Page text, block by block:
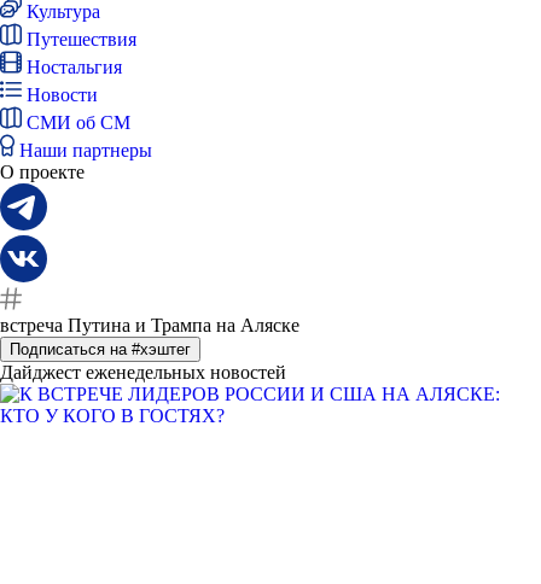
Культура
Путешествия
Ностальгия
Новости
СМИ об СМ
Наши партнеры
О проекте
встреча Путина и Трампа на Аляске
Подписаться на #хэштег
Дайджест еженедельных новостей